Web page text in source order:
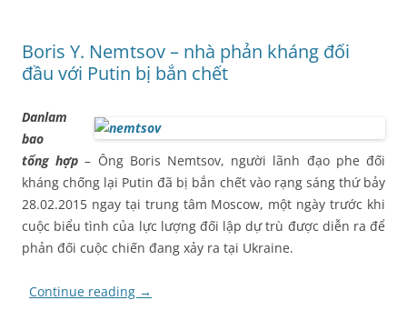
Boris Y. Nemtsov – nhà phản kháng đối
đầu với Putin bị bắn chết
Danlam
bao
tổng hợp – Ông Boris Nemtsov, người lãnh đạo phe đối
kháng chống lại Putin đã bị bắn chết vào rạng sáng thứ bảy
28.02.2015 ngay tại trung tâm Moscow, một ngày trước khi
cuộc biểu tình của lực lượng đối lập dự trù được diễn ra để
phản đối cuộc chiến đang xảy ra tại Ukraine.
Continue reading →